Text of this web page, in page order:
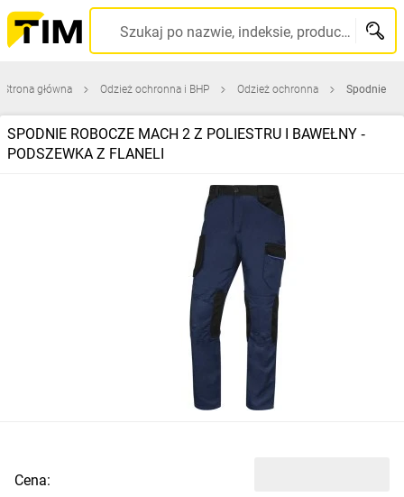
Szukaj po nazwie, indeksie, producencie, kodzie kreskowym...
Strona główna Odzież ochronna i BHP Odzież ochronna Spodnie
SPODNIE ROBOCZE MACH 2 Z POLIESTRU I BAWEŁNY ‑
PODSZEWKA Z FLANELI
Cena: